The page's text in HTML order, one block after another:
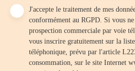
J'accepte le traitement de mes
conformément au RGPD. Si vous
prospection commerciale par voie
vous inscrire gratuitement sur la
téléphonique, prévu par l'article
consommation, sur le site Internet